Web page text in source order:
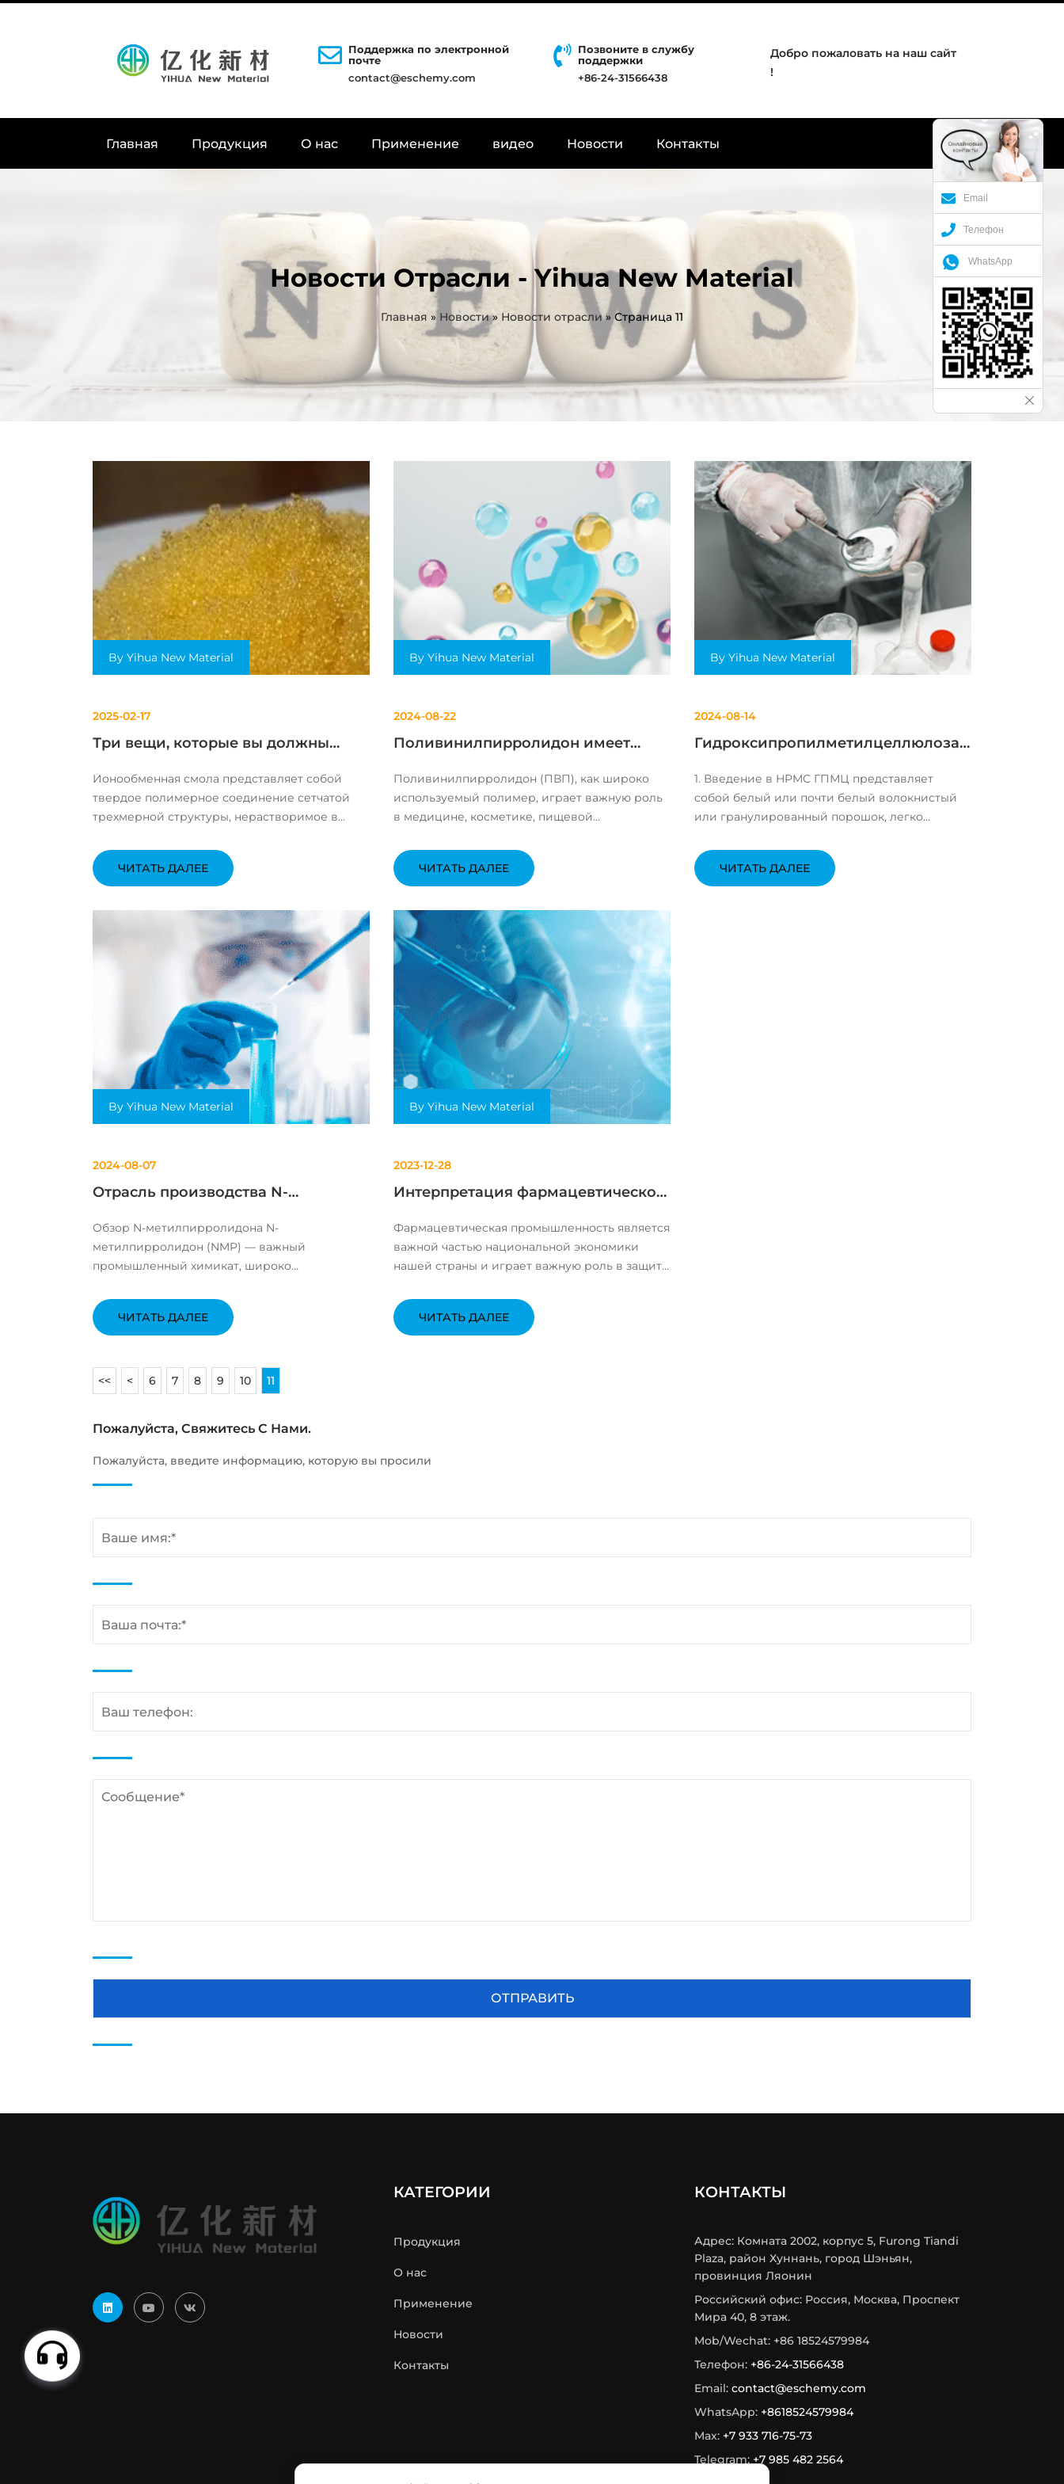
Поддержка по электронной
почте
contact@eschemy.com
Позвоните в службу
поддержки
+86-24-31566438
Добро пожаловать на наш сайт
!
Главная Продукция О нас Применение видео Новости Контакты
Новости Отрасли - Yihua New Material
Главная » Новости» Новости отрасли»Страница 11
By Yihua New Material
2025-02-17
Три вещи, которые вы должны
Ионообменная смола представляет собой
твердое полимерное соединение сетчатой ​​
трехмерной структуры, нерастворимое в
растворителях. Структура агрегата
Ионообменная смола состоит из двух частей.
скелет с...
ЧИТАТЬ ДАЛЕЕ
By Yihua New Material
2024-08-22
Поливинилпирролидон имеет
характеристики, удобную упаковку
и транспорти...
Поливинилпирролидон (ПВП), как широко
используемый полимер, играет важную роль
в медицине, косметике, пищевой
отличные характеристики, удобная упаковка и
транспортировка делают его очень
продукта: Высокая ...
ЧИТАТЬ ДАЛЕЕ
By Yihua New Material
2024-08-14
ГидроксипропилметилцеллюлозаР
добавки
1. Введение в HPMC ГПМЦ представляет
собой белый или почти белый волокнистый
или гранулированный порошок, легко
нерастворимый в горячей воде. Это
смешанный эфир целлюлозы, состоящий из
ЧИТАТЬ ДАЛЕЕ
By Yihua New Material
2024-08-07
Отрасль производства N-
широкие перспективы
Обзор N-метилпирролидона N-
метилпирролидон (NMP) — важный
промышленный химикат, широко
чернилах, электронных материалах и других
областях. Он обладает превосходными
ЧИТАТЬ ДАЛЕЕ
By Yihua New Material
2023-12-28
Интерпретация фармацевтической
Фармацевтическая промышленность является
важной частью национальной экономики
нашей страны и играет важную роль в защите
Правительство Китая придает большое
значение развитию фармацевтической
ЧИТАТЬ ДАЛЕЕ
<< < 6 7 8 9 10 11
Пожалуйста, Свяжитесь С Нами.
Пожалуйста, введите информацию, которую вы просили
КАТЕГОРИИ
Продукция
О нас
Применение
Новости
Контакты
КОНТАКТЫ
Адрес: Комната 2002, корпус 5, Furong Tiandi
Plaza, район Хуннань, город Шэньян,
провинция Ляонин
Российский офис: Россия, Москва, Проспект
Мира 40, 8 этаж.
Mob/Wechat: +86 18524579984
Телефон: +86-24-31566438
Email: contact@eschemy.com
WhatsApp: +8618524579984
Max: +7 933 716-75-73
Telegram: +7 985 482 2564
Email
Телефон
WhatsApp